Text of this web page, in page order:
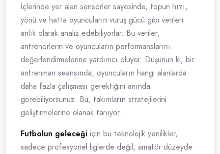
İçlerinde yer alan sensörler sayesinde, topun hızı,
yönü ve hatta oyuncuların vuruş gücü gibi verileri
anlık olarak analiz edebiliyorlar. Bu veriler,
antrenörlerin ve oyuncuların performanslarını
değerlendirmelerine yardımcı oluyor. Düşünün ki, bir
antrenman seansında, oyuncuların hangi alanlarda
daha fazla çalışması gerektiğini anında
görebiliyorsunuz. Bu, takımların stratejilerini
geliştirmelerine olanak tanıyor.
Futbolun geleceği için bu teknolojik yenilikler,
sadece profesyonel liglerde değil, amatör düzeyde